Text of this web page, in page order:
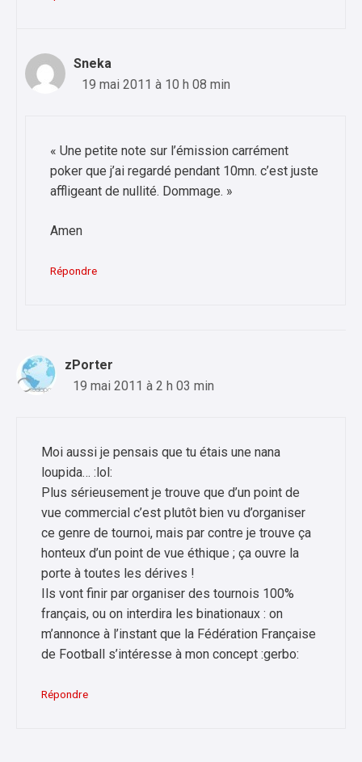
Sneka
19 mai 2011 à 10 h 08 min
« Une petite note sur l’émission carrément
poker que j’ai regardé pendant 10mn. c’est juste
affligeant de nullité. Dommage. »
Amen
Répondre
zPorter
19 mai 2011 à 2 h 03 min
Moi aussi je pensais que tu étais une nana
loupida… :lol:
Plus sérieusement je trouve que d’un point de
vue commercial c’est plutôt bien vu d’organiser
ce genre de tournoi, mais par contre je trouve ça
honteux d’un point de vue éthique ; ça ouvre la
porte à toutes les dérives !
Ils vont finir par organiser des tournois 100%
français, ou on interdira les binationaux : on
m’annonce à l’instant que la Fédération Française
de Football s’intéresse à mon concept :gerbo:
Répondre